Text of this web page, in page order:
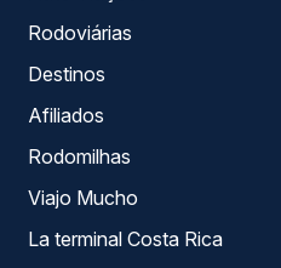
Rodoviárias
Destinos
Afiliados
Rodomilhas
Viajo Mucho
La terminal Costa Rica